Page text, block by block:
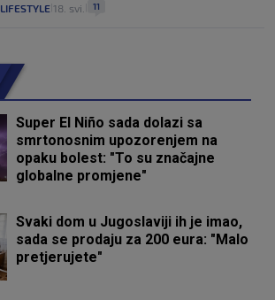
LIFESTYLE 18. svi. 11
Super El Niño sada dolazi sa
smrtonosnim upozorenjem na
opaku bolest: "To su značajne
globalne promjene"
Svaki dom u Jugoslaviji ih je imao,
sada se prodaju za 200 eura: "Malo
pretjerujete"